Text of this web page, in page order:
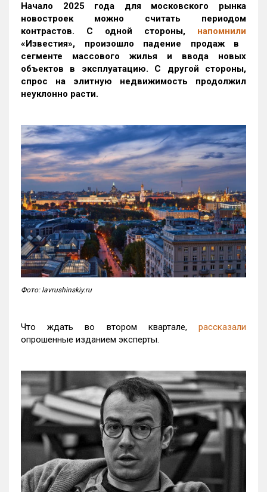
Начало 2025 года для московского рынка
новостроек можно считать периодом
контрастов. С одной стороны, напомнили
«Известия», произошло падение продаж в
сегменте массового жилья и ввода новых
объектов в эксплуатацию. С другой стороны,
спрос на элитную недвижимость продолжил
неуклонно расти.
Фото: lavrushinskiy.ru
Что ждать во втором квартале, рассказали
опрошенные изданием эксперты.